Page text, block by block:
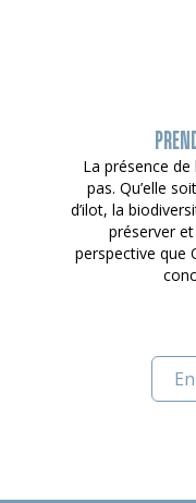
La présence
pas. Qu’elle
d’ilot, la
préserver
perspective que